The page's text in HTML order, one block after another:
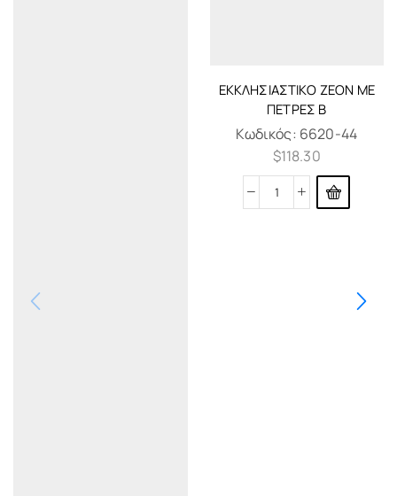
ΕΚΚΛΗΣΙΑΣΤΙΚΌ ΖΈΟΝ ΜΕ
ΠΈΤΡΕΣ Β
Κωδικός: 6620-44
$118.30